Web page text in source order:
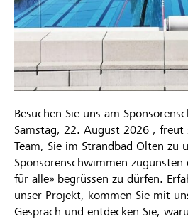
Besuchen Sie uns am
Samstag, 22. August 2026 , freut
Team, Sie im Strandbad Olten zu
Sponsorenschwimmen zugunsten
für alle» begrüssen zu dürfen.
unser Projekt, kommen Sie mit
Gespräch und entdecken Sie,